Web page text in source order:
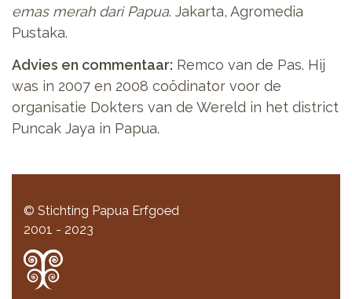
emas merah dari Papua. Jakarta, Agromedia
Pustaka.
Advies en commentaar: Remco van de Pas. Hij
was in 2007 en 2008 coödinator voor de
organisatie Dokters van de Wereld in het district
Puncak Jaya in Papua.
© Stichting Papua Erfgoed
2001 - 2023